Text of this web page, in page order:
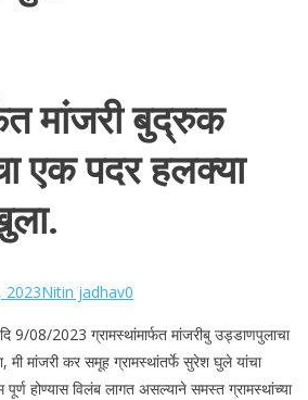
मांजरी बुद्रुक
एक पदर हलक्या
2023Nitin jadhav0
9/08/2023 ग्रामस्थांमार्फत मांजरीबु उड्डाणपुलाचा
मी मांजरी कर समूह ग्रामस्थांतर्फे सुरेश घुले यांचा
होण्यास विलंब लागत असल्याने समस्त ग्रामस्थांच्या